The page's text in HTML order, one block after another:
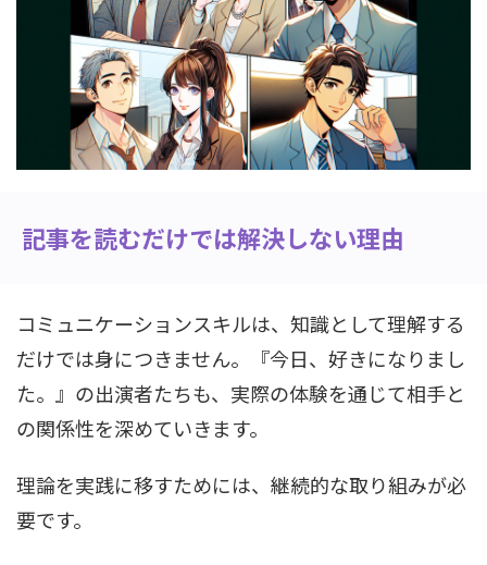
記事を読むだけでは解決しない理由
コミュニケーションスキルは、知識として理解する
だけでは身につきません。『今日、好きになりまし
た。』の出演者たちも、実際の体験を通じて相手と
の関係性を深めていきます。
理論を実践に移すためには、継続的な取り組みが必
要です。